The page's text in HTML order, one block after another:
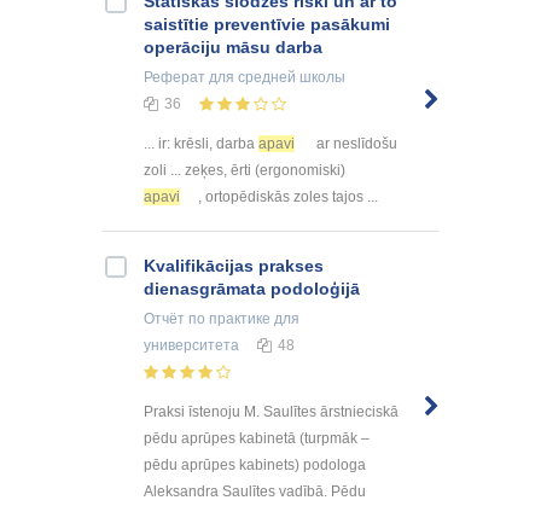
saistītie preventīvie pasākumi
operāciju māsu darba
Реферат для средней школы
36
... ir: krēsli, darba apavi
ar neslīdošu
zoli ... zeķes, ērti (ergonomiski)
apavi
, ortopēdiskās zoles tajos ...
Kvalifikācijas prakses
dienasgrāmata podoloģijā
Отчёт по практике для
университета
48
Praksi īstenoju M. Saulītes ārstnieciskā
pēdu aprūpes kabinetā (turpmāk –
pēdu aprūpes kabinets) podologa
Aleksandra Saulītes vadībā. Pēdu